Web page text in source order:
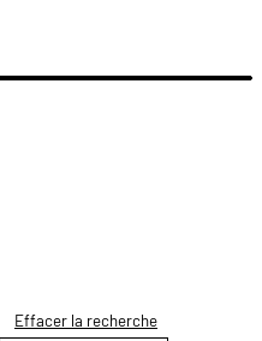
Effacer la recherche